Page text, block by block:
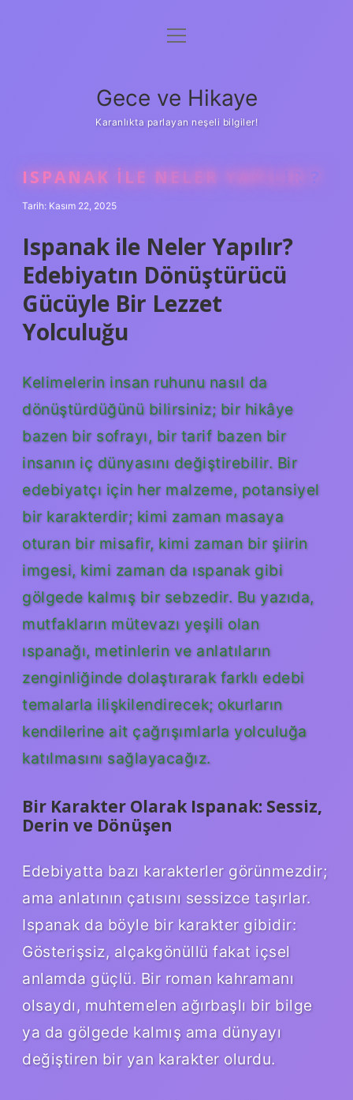
Anasayfa
Yasal Uyarı
menüyü
Gece ve Hikaye
Karanlıkta parlayan neşeli bilgiler!
ISPANAK ILE NELER YAPILIR ?
Tarih: Kasım 22, 2025
Ispanak ile Neler Yapılır?
Edebiyatın Dönüştürücü
Gücüyle Bir Lezzet
Yolculuğu
Kelimelerin insan ruhunu nasıl da
dönüştürdüğünü bilirsiniz; bir hikâye
bazen bir sofrayı, bir tarif bazen bir
insanın iç dünyasını değiştirebilir. Bir
edebiyatçı için her malzeme, potansiyel
bir karakterdir; kimi zaman masaya
oturan bir misafir, kimi zaman bir şiirin
imgesi, kimi zaman da ıspanak gibi
gölgede kalmış bir sebzedir. Bu yazıda,
mutfakların mütevazı yeşili olan
ıspanağı, metinlerin ve anlatıların
zenginliğinde dolaştırarak farklı edebi
temalarla ilişkilendirecek; okurların
kendilerine ait çağrışımlarla yolculuğa
katılmasını sağlayacağız.
Bir Karakter Olarak Ispanak: Sessiz,
Derin ve Dönüşen
Edebiyatta bazı karakterler görünmezdir;
ama anlatının çatısını sessizce taşırlar.
Ispanak da böyle bir karakter gibidir:
Gösterişsiz, alçakgönüllü fakat içsel
anlamda güçlü. Bir roman kahramanı
olsaydı, muhtemelen ağırbaşlı bir bilge
ya da gölgede kalmış ama dünyayı
değiştiren bir yan karakter olurdu.